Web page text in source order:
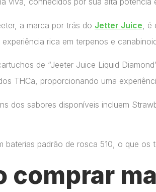
a marca por trás do Jetter Juice ,
experiência rica em terpenos e
de “Jeeter Juice Liquid
THCa, proporcionando uma
dos sabores disponíveis incluem
baterias padrão de rosca 510, o que
comprar